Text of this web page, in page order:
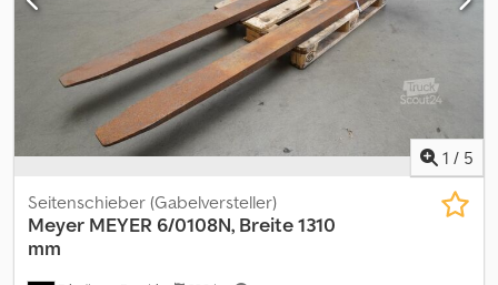
1 / 5
Seitenschieber (Gabelversteller)
Meyer MEYER 6/0108N, Breite 1310
mm